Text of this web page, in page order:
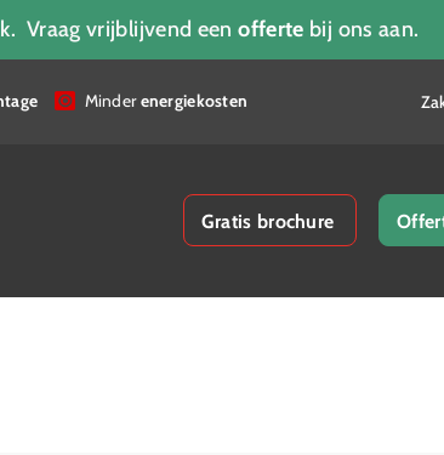
Vraag vrijblijvend eenofferte bij ons aan.
Minderenergiekosten
Gratis brochure